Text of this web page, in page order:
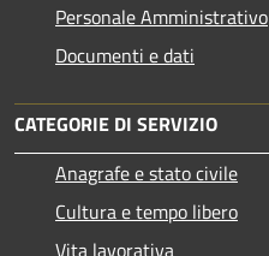
Personale Amministrativo
Documenti e dati
CATEGORIE DI SERVIZIO
Anagrafe e stato civile
Cultura e tempo libero
Vita lavorativa